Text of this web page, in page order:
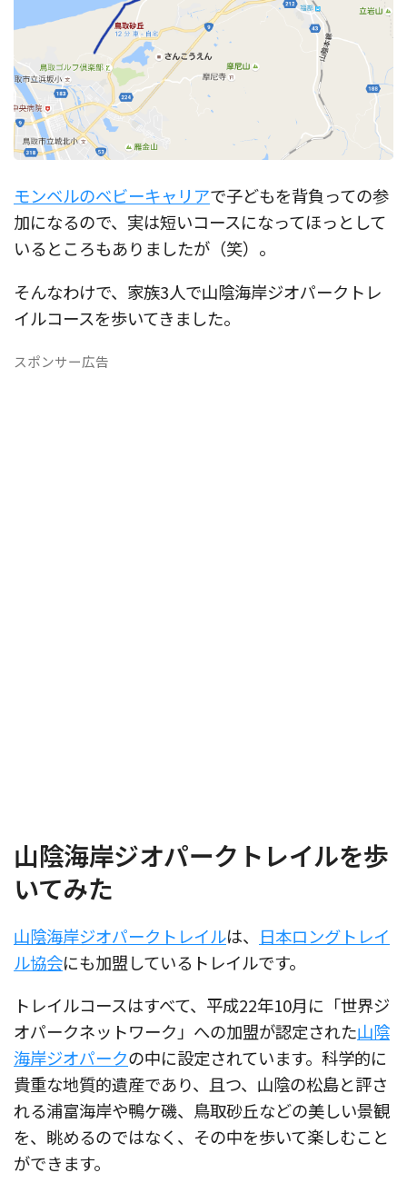
モンベルのベビーキャリアで子どもを背負っての参
加になるので、実は短いコースになってほっとして
いるところもありましたが（笑）。
そんなわけで、家族3人で山陰海岸ジオパークトレ
イルコースを歩いてきました。
スポンサー広告
山陰海岸ジオパークトレイルを歩
いてみた
山陰海岸ジオパークトレイルは、
日本ロングトレイ
ル協会にも加盟しているトレイルです。
トレイルコースはすべて、平成22年10月に「世界ジ
オパークネットワーク」への加盟が認定された山陰
海岸ジオパークの中に設定されています。科学的に
貴重な地質的遺産であり、且つ、山陰の松島と評さ
れる浦富海岸や鴨ケ磯、鳥取砂丘などの美しい景観
を、眺めるのではなく、その中を歩いて楽しむこと
ができます。